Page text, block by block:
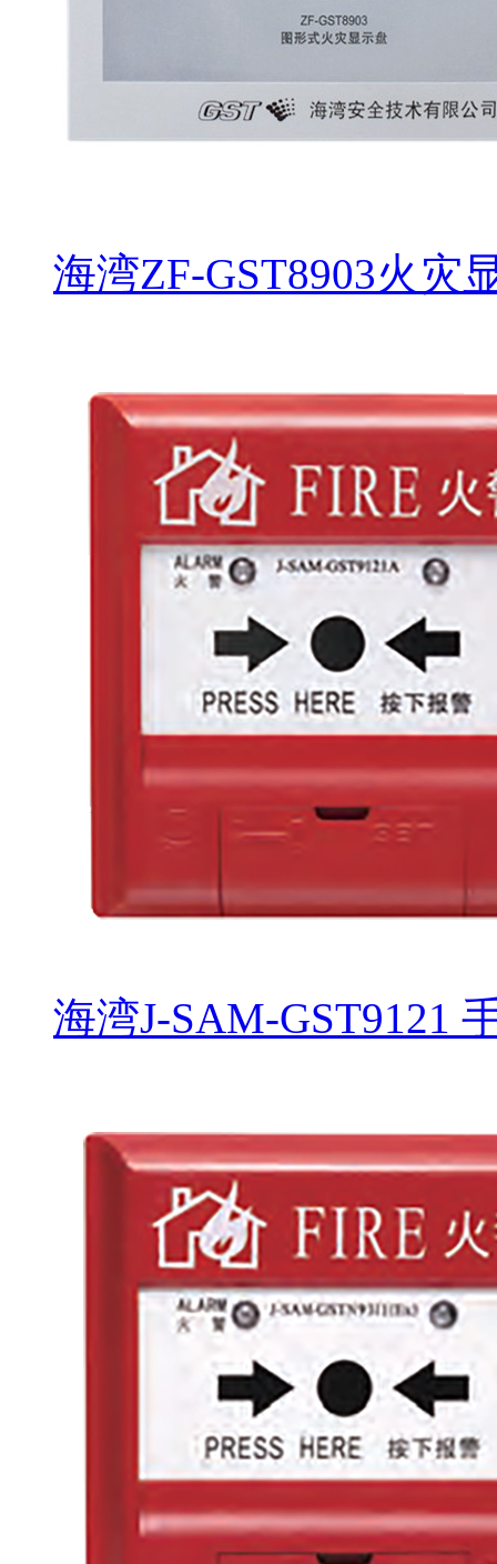
海湾ZF-GST8903火灾
海湾J-SAM-GST9121